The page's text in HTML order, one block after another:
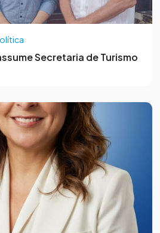
Secretaria de Turismo